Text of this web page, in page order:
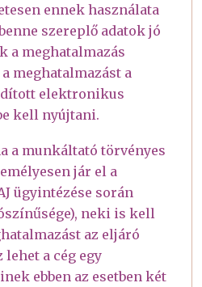
ennek használata
szereplő adatok jó
a meghatalmazás
meghatalmazást a
elektronikus
kell nyújtani.
a munkáltató törvényes
jár el a
ügyintézése során
neki is kell
az eljáró
lehet a cég egy
ebben az esetben két